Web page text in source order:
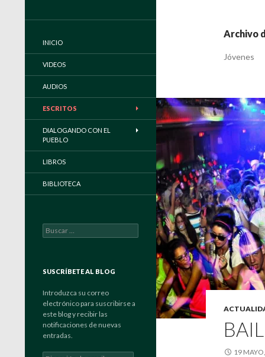
Archivo
Jóvenes
19
INICIO
VIDEOS
AUDIOS
ESCRITOS
DIALOGANDO CON EL
PUEBLO
LIBROS
BIBLIOTECA
Buscar:
SUSCRÍBETE AL BLOG
Introduzca su correo
electrónico para suscribirse a
este blog y recibir las
notificaciones de nuevas
entradas.